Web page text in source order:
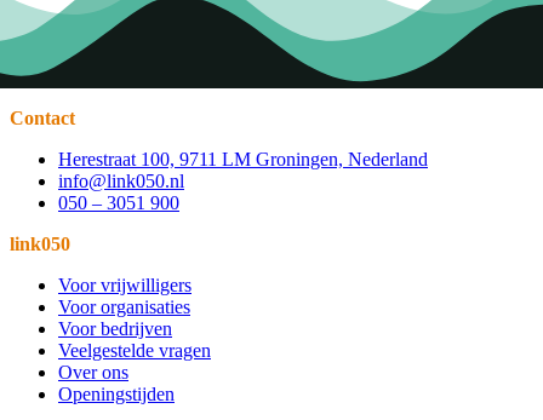
Contact
Herestraat 100, 9711 LM Groningen, Nederland
info@link050.nl
050 – 3051 900
link050
Voor vrijwilligers
Voor organisaties
Voor bedrijven
Veelgestelde vragen
Over ons
Openingstijden